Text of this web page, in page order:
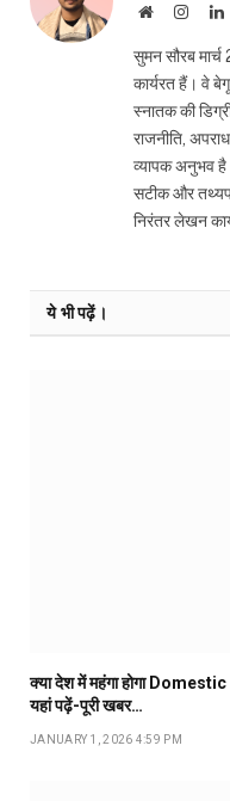
Website
सुमन सौरब
कार्यरत हैं। वे
स्नातक की
राजनीति,
व्यापक अनुभव
सटीक और
निरंतर लेखन
ये भी पढ़ें।
क्या देश में महंगा होगा
यहां पढ़ें-पूरी खबर…
JANUARY 1, 2026 4:59 PM